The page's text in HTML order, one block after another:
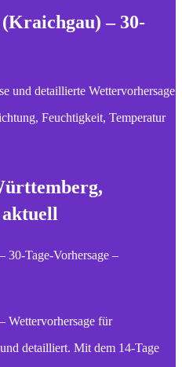
– 30-
und detaillierte Wettervorhersage
Feuchtigkeit, Temperatur
30-Tage-Vorhersage –
Wettervorhersage für
detailliert. Mit dem 14-Tage